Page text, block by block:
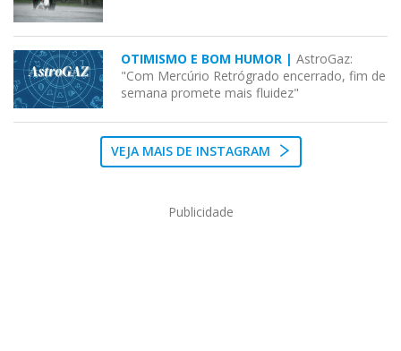
OTIMISMO E BOM HUMOR | AstroGaz:
"Com Mercúrio Retrógrado encerrado, fim de
semana promete mais fluidez"
VEJA MAIS DE INSTAGRAM
Publicidade